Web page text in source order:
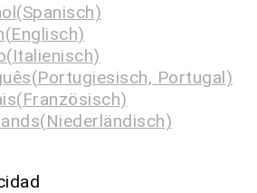
(Spanisch)
(Englisch)
(Italienisch)
(Portugiesisch, Portugal)
(Französisch)
(Niederländisch)